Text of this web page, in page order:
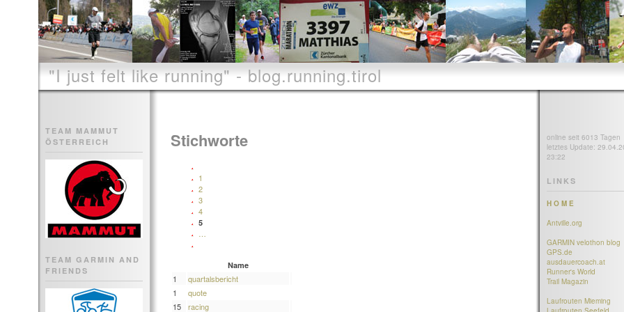
"I just felt like running" - blog.running.tirol
TEAM MAMMUT
ÖSTERREICH
TEAM GARMIN AND
FRIENDS
Stichworte
1
2
3
4
5
…
Name
1
quartalsbericht
1
quote
15
racing
online seit 6013 Tagen
letztes Update:
23:22
LINKS
H O M E
Antville.org
GARMIN velothon blog
GPS.de
ausdauercoach.at
Runner's World
Trail Magazin
Laufrouten Mieming